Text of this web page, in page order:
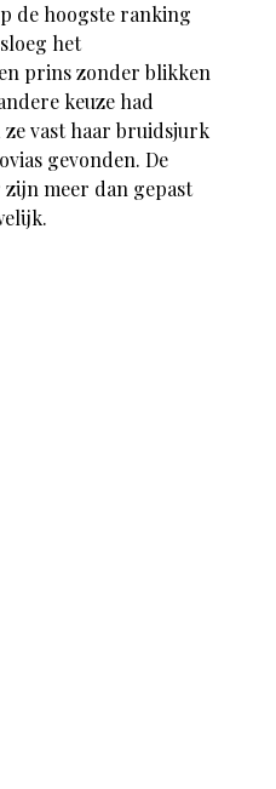
de hoogste ranking
het
prins zonder blikken
keuze had
vast haar bruidsjurk
gevonden. De
meer dan gepast